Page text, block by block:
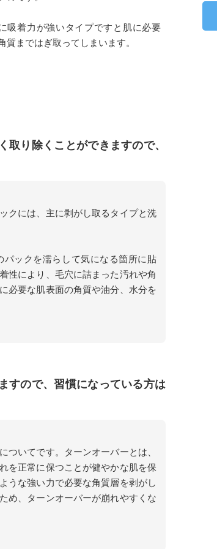
吸着力が強いタイプですと肌に必要
質まではぎ取ってしまいます。
り除くことができますので、
クには、主に剥がし取るタイプと洗
ックを濡らして気になる箇所に貼
性により、毛穴に詰まった汚れや角
必要な肌表面の角質や油分、水分を
すので、習慣になっている方は
ついてです。ターンオーバーとは、
を正常に保つことが健やかな肌を保
うな強い力で必要な角質層を剥がし
め、ターンオーバーが崩れやすくな